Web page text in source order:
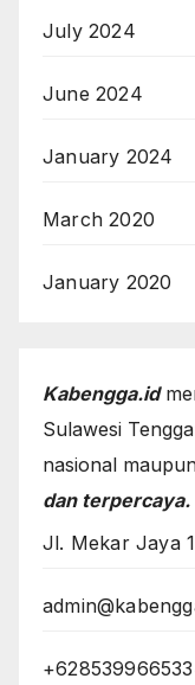
July 2024
June 2024
January 2024
March 2020
January 2020
Kabengga.id
Sulawesi
nasional
dan terpercaya.
Jl. Mekar Jaya